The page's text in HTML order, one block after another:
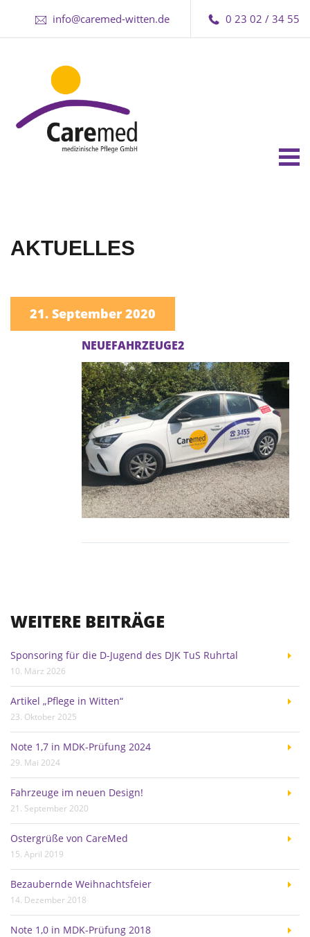
0 23 02 / 34 55
info@caremed-witten.de
AKTUELLES
21. September 2020
NEUEFAHRZEUGE2
WEITERE BEITRÄGE
Sponsoring für die D-Jugend des DJK TuS Ruhrtal
10. März 2026
Artikel „Pflege in Witten“
23. Oktober 2025
Note 1,7 in MDK-Prüfung 2024
29. Mai 2024
Fahrzeuge im neuen Design!
21. September 2020
Ostergrüße von CareMed
15. April 2019
Bezaubernde Weihnachtsfeier
14. Dezember 2018
Note 1,0 in MDK-Prüfung 2018